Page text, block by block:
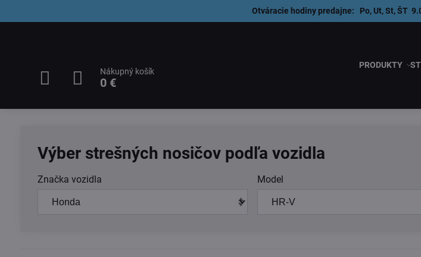
Otváracie hodiny predajne: Po, Ut, St, ŠT
Nákupný košík
0 €
PRODUKTY
Výber strešných nosičov podľa vozidla
Značka vozidla Model